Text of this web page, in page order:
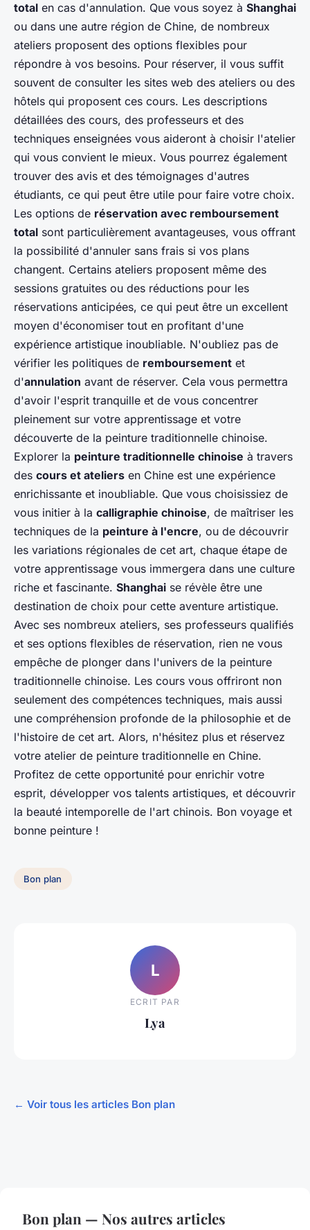
total en cas d'annulation. Que vous soyez à Shanghai
ou dans une autre région de Chine, de nombreux
ateliers proposent des options flexibles pour
répondre à vos besoins. Pour réserver, il vous suffit
souvent de consulter les sites web des ateliers ou des
hôtels qui proposent ces cours. Les descriptions
détaillées des cours, des professeurs et des
techniques enseignées vous aideront à choisir l'atelier
qui vous convient le mieux. Vous pourrez également
trouver des avis et des témoignages d'autres
étudiants, ce qui peut être utile pour faire votre choix.
Les options de réservation avec remboursement
total sont particulièrement avantageuses, vous offrant
la possibilité d'annuler sans frais si vos plans
changent. Certains ateliers proposent même des
sessions gratuites ou des réductions pour les
réservations anticipées, ce qui peut être un excellent
moyen d'économiser tout en profitant d'une
expérience artistique inoubliable. N'oubliez pas de
vérifier les politiques de remboursement et
d'annulation avant de réserver. Cela vous permettra
d'avoir l'esprit tranquille et de vous concentrer
pleinement sur votre apprentissage et votre
découverte de la peinture traditionnelle chinoise.
Explorer la peinture traditionnelle chinoise à travers
des cours et ateliers en Chine est une expérience
enrichissante et inoubliable. Que vous choisissiez de
vous initier à la calligraphie chinoise, de maîtriser les
techniques de la peinture à l'encre, ou de découvrir
les variations régionales de cet art, chaque étape de
votre apprentissage vous immergera dans une culture
riche et fascinante. Shanghai se révèle être une
destination de choix pour cette aventure artistique.
Avec ses nombreux ateliers, ses professeurs qualifiés
et ses options flexibles de réservation, rien ne vous
empêche de plonger dans l'univers de la peinture
traditionnelle chinoise. Les cours vous offriront non
seulement des compétences techniques, mais aussi
une compréhension profonde de la philosophie et de
l'histoire de cet art. Alors, n'hésitez plus et réservez
votre atelier de peinture traditionnelle en Chine.
Profitez de cette opportunité pour enrichir votre
esprit, développer vos talents artistiques, et découvrir
la beauté intemporelle de l'art chinois. Bon voyage et
bonne peinture !
Bon plan
L
ECRIT PAR
Lya
← Voir tous les articles Bon plan
Bon plan — Nos autres articles